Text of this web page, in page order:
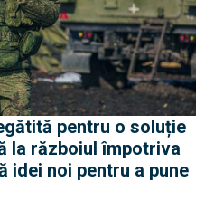
pentru o soluție
la războiul împotriva
idei noi pentru a pune